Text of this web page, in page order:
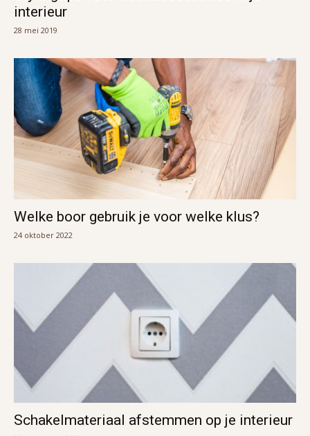
interieur
28 mei 2019
Welke boor gebruik je voor welke klus?
24 oktober 2022
Schakelmateriaal afstemmen op je interieur